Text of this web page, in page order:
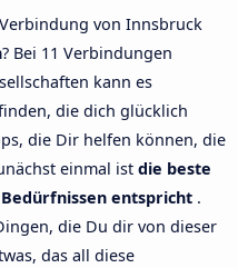
von Innsbruck
? Bei 11 Verbindungen
kann es
die dich glücklich
die Dir helfen können, die
einmal ist die beste
entspricht .
die Du dir von dieser
das all diese